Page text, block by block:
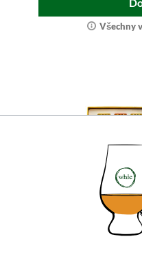
Všechny
Skin Gin Tasting